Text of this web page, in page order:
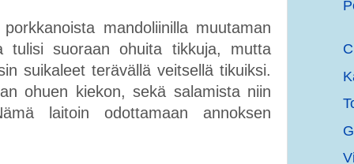
mandoliinilla muutaman
tulisi suoraan ohuita tikkuja, mutta
suikaleet terävällä veitsellä tikuiksi.
ohuen kiekon, sekä salamista niin
laitoin odottamaan annoksen